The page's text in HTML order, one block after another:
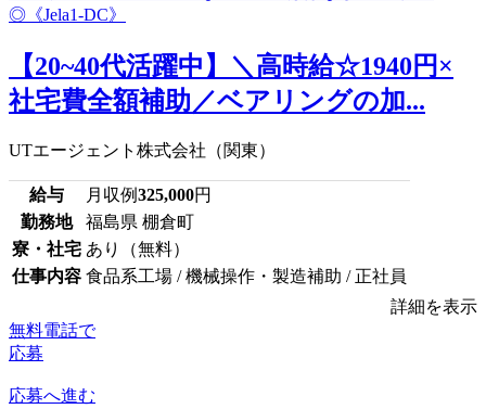
【20~40代活躍中】＼高時給☆1940円×
社宅費全額補助／ベアリングの加...
UTエージェント株式会社（関東）
給与 月収例325,000円
勤務地
福島県 棚倉町
寮・社宅 あり（無料）
仕事内容 食品系工場 / 機械操作・製造補助 / 正社員
詳細を表示
無料電話で
応募
応募へ進む